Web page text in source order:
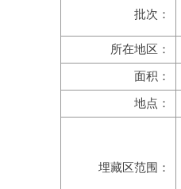
批次：
所在地区：
面积：
地点：
埋藏区范围：